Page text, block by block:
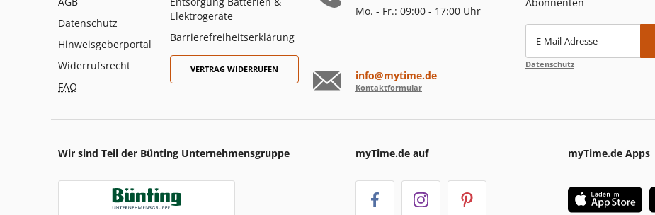
Datenschutz
Hinweisgeberportal
Widerrufsrecht
FAQ
Elektrogeräte
Barrierefreiheitserklärung
VERTRAG WIDERRUFEN
Mo. - Fr.: 09:00 - 17:00 Uhr
info@mytime.de
Kontaktformular
E-Mail-Adresse
Datenschutz
Wir sind Teil der Bünting Unternehmensgruppe myTime.de auf myTime.de Apps